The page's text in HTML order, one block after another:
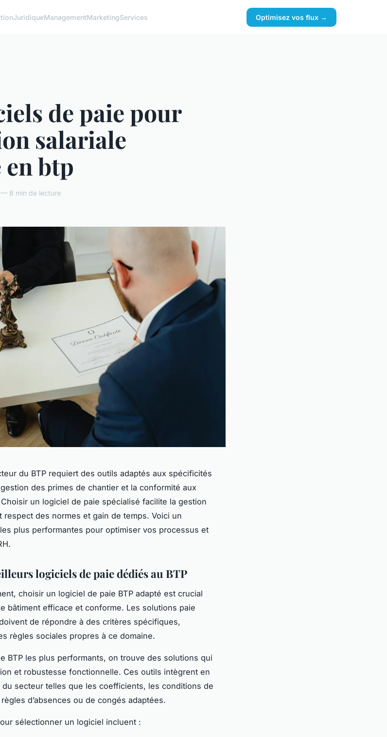
JuridiqueManagementMarketingServices Optimisez vos flux →
de paie pour
salariale
btp
8 min de lecture
du BTP requiert des outils adaptés aux spécificités
des primes de chantier et la conformité aux
un logiciel de paie spécialisé facilite la gestion
respect des normes et gain de temps. Voici un
plus performantes pour optimiser vos processus et
logiciels de paie dédiés au BTP
choisir un logiciel de paie BTP adapté est crucial
bâtiment efficace et conforme. Les solutions paie
de répondre à des critères spécifiques,
règles sociales propres à ce domaine.
BTP les plus performants, on trouve des solutions qui
et robustesse fonctionnelle. Ces outils intègrent en
secteur telles que les coefficients, les conditions de
d’absences ou de congés adaptées.
sélectionner un logiciel incluent :